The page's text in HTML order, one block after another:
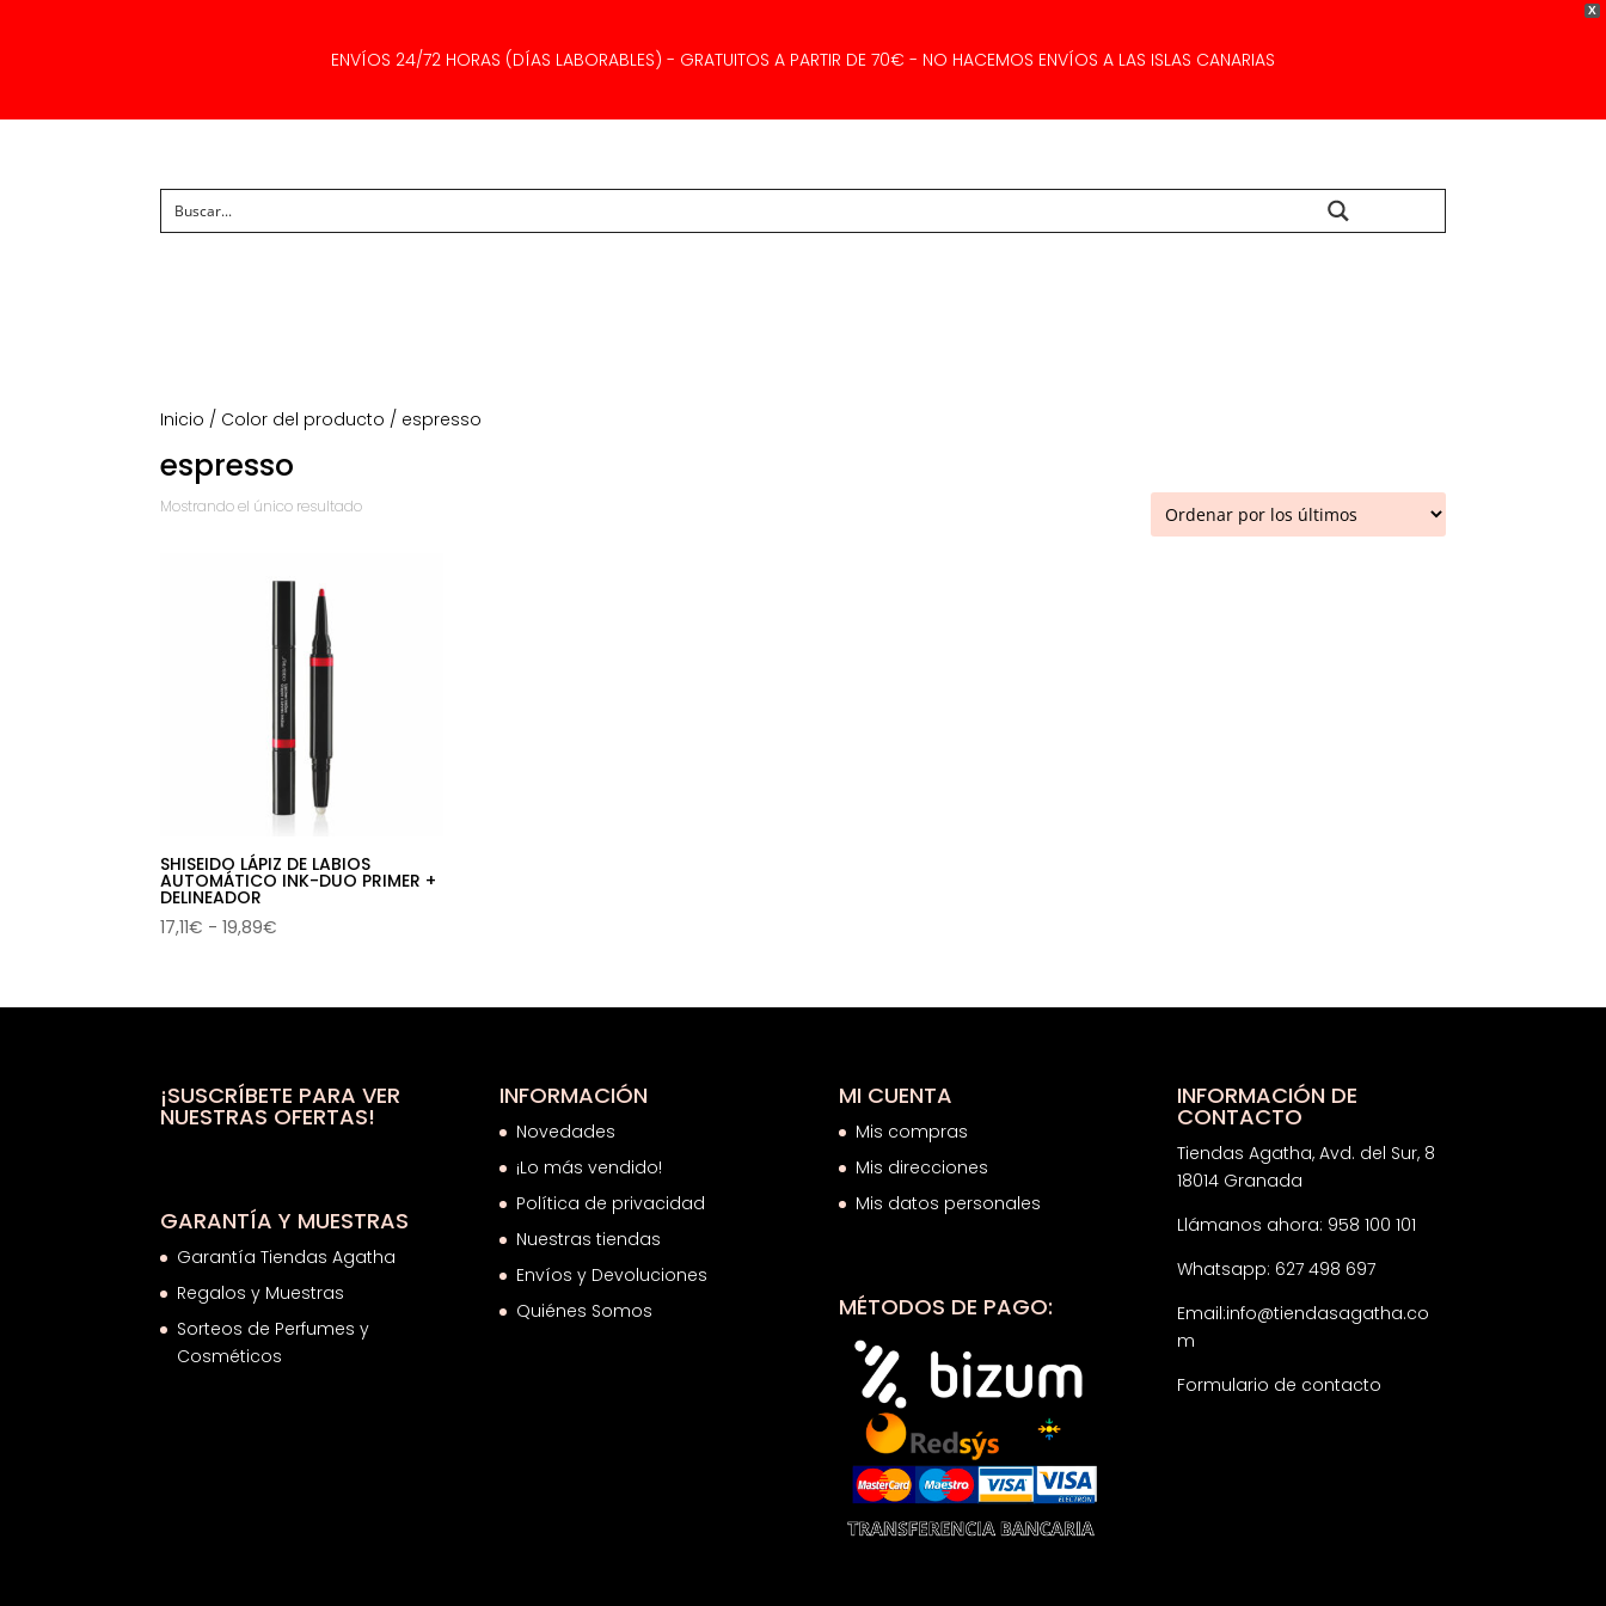
X
ENVÍOS 24/72 HORAS (DÍAS LABORABLES) - GRATUITOS A PARTIR DE 70€ - NO HACEMOS ENVÍOS A LAS ISLAS CANARIAS
Inicio / Color del producto / espresso
espresso
Mostrando el único resultado
SHISEIDO LÁPIZ DE LABIOS
AUTOMÁTICO INK-DUO PRIMER +
DELINEADOR
17,11€ - 19,89€
desde
19,89€
¡SUSCRÍBETE PARA VER
NUESTRAS OFERTAS!
GARANTÍA Y MUESTRAS
Garantía Tiendas Agatha
Regalos y Muestras
Sorteos de Perfumes y
Cosméticos
INFORMACIÓN
Novedades
¡Lo más vendido!
Política de privacidad
Nuestras tiendas
Envíos y Devoluciones
Quiénes Somos
MI CUENTA
Mis compras
Mis direcciones
Mis datos personales
MÉTODOS DE PAGO:
INFORMACIÓN DE
CONTACTO
Tiendas Agatha, Avd. del Sur, 8
18014 Granada
Llámanos ahora: 958 100 101
Whatsapp: 627 498 697
Email:info@tiendasagatha.co
m
Formulario de contacto